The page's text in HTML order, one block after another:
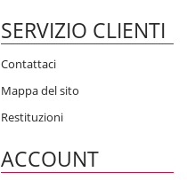
SERVIZIO CLIENTI
Contattaci
Mappa del sito
Restituzioni
ACCOUNT